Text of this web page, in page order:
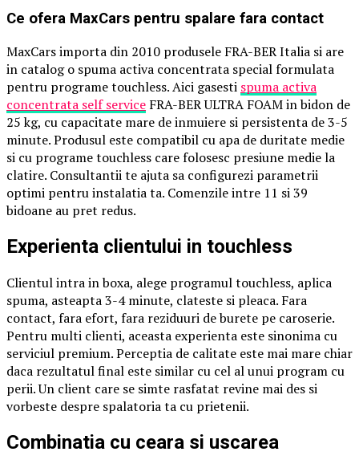
Ce ofera MaxCars pentru spalare fara contact
MaxCars importa din 2010 produsele FRA-BER Italia si are
in catalog o spuma activa concentrata special formulata
pentru programe touchless. Aici gasesti spuma activa
concentrata self service FRA-BER ULTRA FOAM in bidon de
25 kg, cu capacitate mare de inmuiere si persistenta de 3-5
minute. Produsul este compatibil cu apa de duritate medie
si cu programe touchless care folosesc presiune medie la
clatire. Consultantii te ajuta sa configurezi parametrii
optimi pentru instalatia ta. Comenzile intre 11 si 39
bidoane au pret redus.
Experienta clientului in touchless
Clientul intra in boxa, alege programul touchless, aplica
spuma, asteapta 3-4 minute, clateste si pleaca. Fara
contact, fara efort, fara reziduuri de burete pe caroserie.
Pentru multi clienti, aceasta experienta este sinonima cu
serviciul premium. Perceptia de calitate este mai mare chiar
daca rezultatul final este similar cu cel al unui program cu
perii. Un client care se simte rasfatat revine mai des si
vorbeste despre spalatoria ta cu prietenii.
Combinatia cu ceara si uscarea